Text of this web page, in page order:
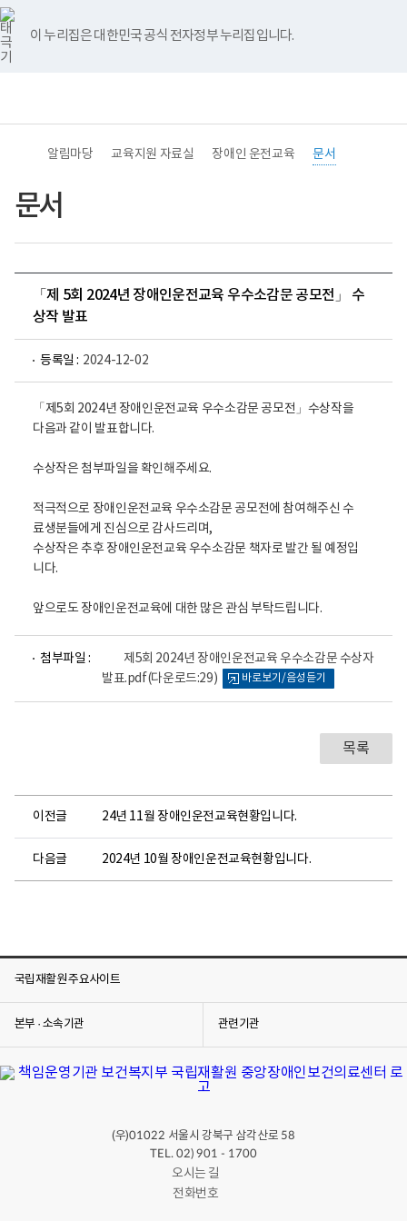
바
로
가
기
메
이 누리집은 대한민국 공식 전자정부 누리집입니다.
너
비
767px
이
하
운
기
부
립
활
앙
장
인
보
건
의
센
터
고
검
메
홈
알림마당 교육지원 자료실 장애인 운전교육 문서
문서
「제 5회 2024년 장애인운전교육 우수소감문 공모전」 수
상작 발표
등록일 : 2024-12-02
「제5회 2024년 장애인운전교육 우수소감문 공모전」수상작을
다음과 같이 발표합니다.
수상작은 첨부파일을 확인해주세요.
적극적으로 장애인운전교육 우수소감문 공모전에 참여해주신 수
료생분들에게 진심으로 감사드리며,
수상작은 추후 장애인운전교육 우수소감문 책자로 발간 될 예정입
니다.
앞으로도 장애인운전교육에 대한 많은 관심 부탁드립니다.
첨부파일 :
제5회 2024년 장애인운전교육 우수소감문 수상자
발표.pdf(다운로드:29)
어
바로보기/음성듣기
목록
이전글 24년 11월 장애인운전교육현황입니다.
다음글 2024년 10월 장애인운전교육현황입니다.
국립재활원 주요사이트
본부 · 소속기관 관련기관
(우)01022 서울시 강북구 삼각산로 58
TEL. 02) 901 - 1700
오시는 길
전화번호
유
튜
브
블
로
그
인
스
타
그
램
페
이
스
북